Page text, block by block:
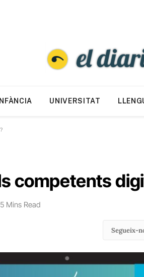
UNIVERSITAT
competents
5 Mins Read
Segueix-